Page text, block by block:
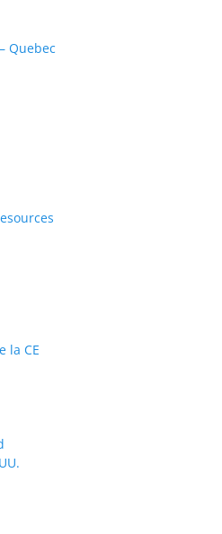
Quebec
la CE